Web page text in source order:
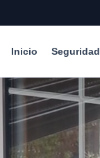
Inicio Seguridad